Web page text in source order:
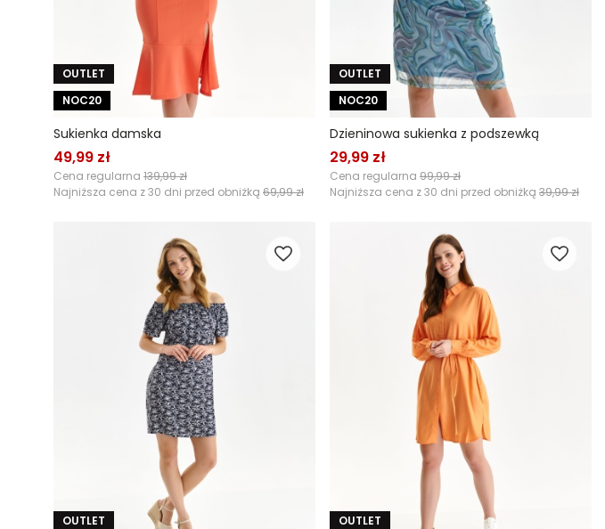
OUTLET
NOC20
Sukienka damska
49,99 zł
Cena regularna 139,99 zł
Najniższa cena z 30 dni przed obniżką 69,99 zł
OUTLET
NOC20
Dzieninowa sukienka z podszewką
29,99 zł
Cena regularna 99,99 zł
Najniższa cena z 30 dni przed obniżką 39,99 zł
OUTLET
OUTLET